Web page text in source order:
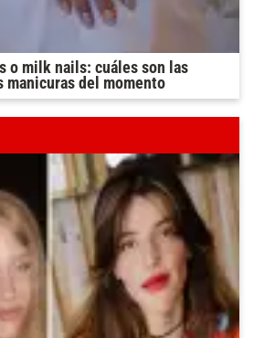
o milk nails: cuáles son las
del momento